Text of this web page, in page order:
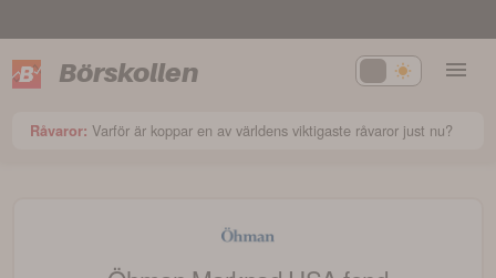
Börskollen
Råvaror: Varför är koppar en av världens viktigaste råvaror just nu?